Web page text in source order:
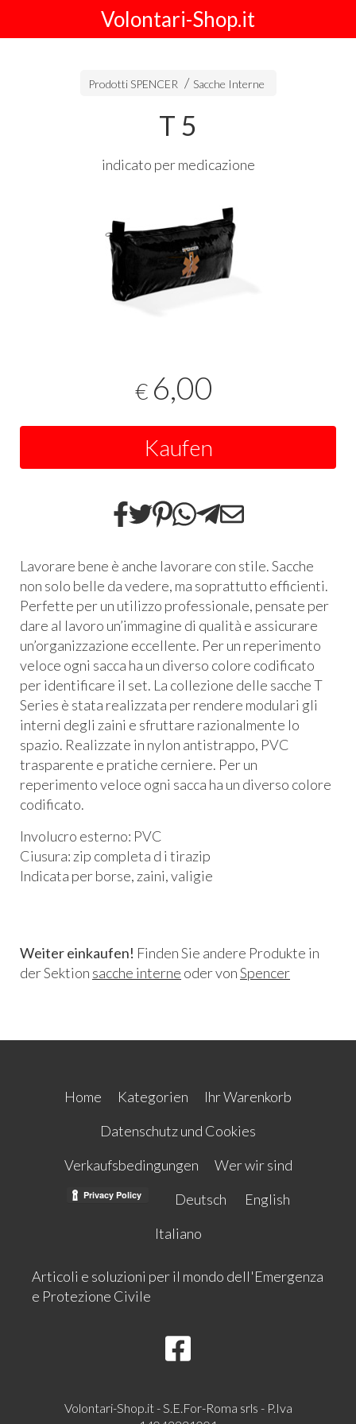
Volontari-Shop.it
Prodotti SPENCER Sacche Interne
T 5
indicato per medicazione
€ 6,00
Kaufen
Lavorare bene è anche lavorare con stile. Sacche
non solo belle da vedere, ma soprattutto efficienti.
Perfette per un utilizzo professionale, pensate per
dare al lavoro un’immagine di qualità e assicurare
un’organizzazione eccellente. Per un reperimento
veloce ogni sacca ha un diverso colore codificato
per identificare il set. La collezione delle sacche T
Series è stata realizzata per rendere modulari gli
interni degli zaini e sfruttare razionalmente lo
spazio. Realizzate in nylon antistrappo, PVC
trasparente e pratiche cerniere. Per un
reperimento veloce ogni sacca ha un diverso colore
codificato.
Involucro esterno: PVC
Ciusura: zip completa d i tirazip
Indicata per borse, zaini, valigie
Weiter einkaufen! Finden Sie andere Produkte in
der Sektion sacche interne oder vonSpencer
Home Kategorien
Ihr Warenkorb
Datenschutz und Cookies
Verkaufsbedingungen
Wer wir sind
Deutsch
English
Italiano
Articoli e soluzioni per il mondo dell'Emergenza
e Protezione Civile
Volontari-Shop.it - S.E.For-Roma srls - P.Iva